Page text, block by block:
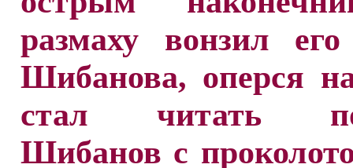
размаху вонзил
Шибанова, оперся
стал читать
Шибанов с